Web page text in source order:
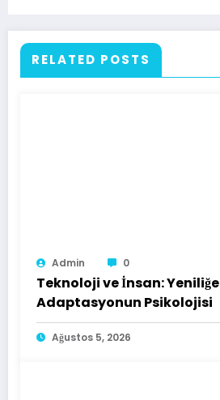
RELATED POSTS
Admin 0
Teknoloji ve İnsan: Yeniliğe
Adaptasyonun Psikolojisi
Ağustos 5, 2026